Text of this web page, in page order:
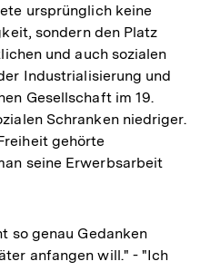
ursprünglich keine
sondern den Platz
und auch sozialen
Industrialisierung und
Gesellschaft im 19.
Schranken niedriger.
gehörte
seine Erwerbsarbeit
so genau Gedanken
anfangen will." - "Ich